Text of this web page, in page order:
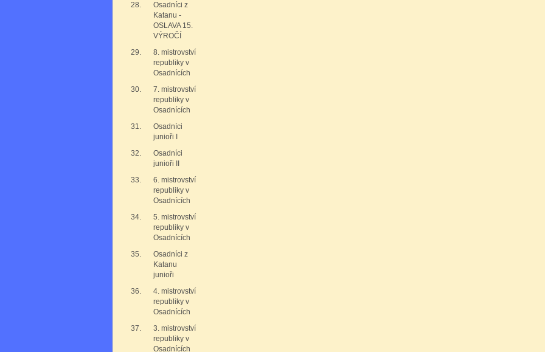
28.
Osadníci z
Katanu -
OSLAVA 15.
VÝROČÍ
29.
8. mistrovství
republiky v
Osadnících
30.
7. mistrovství
republiky v
Osadnících
31.
Osadníci
junioři I
32.
Osadníci
junioři II
33.
6. mistrovství
republiky v
Osadnících
34.
5. mistrovství
republiky v
Osadnících
35.
Osadníci z
Katanu
junioři
36.
4. mistrovství
republiky v
Osadnících
37.
3. mistrovství
republiky v
Osadnících